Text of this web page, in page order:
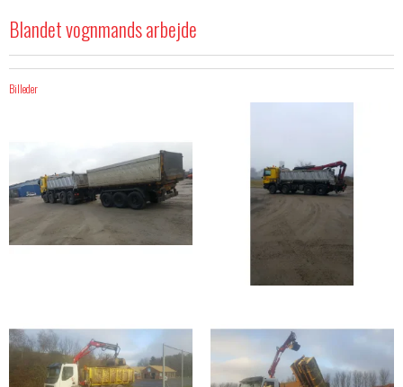
Blandet vognmands arbejde
Billeder